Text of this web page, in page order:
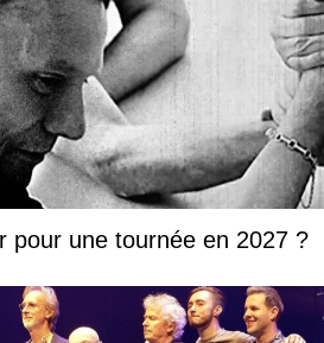
pour une tournée en 2027 ?